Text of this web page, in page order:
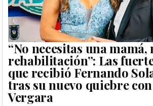
“No necesitas una mamá,
rehabilitación”: Las
que recibió Fernando
tras su nuevo quiebre
Vergara